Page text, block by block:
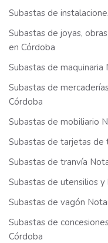
Subastas de
Subastas de joyas,
en Córdoba
Subastas de
Subastas de
Córdoba
Subastas de mobiliario
Subastas de tarjetas de
Subastas de tranvía
Subastas de utensilios
Subastas de vagón
Subastas de
Córdoba